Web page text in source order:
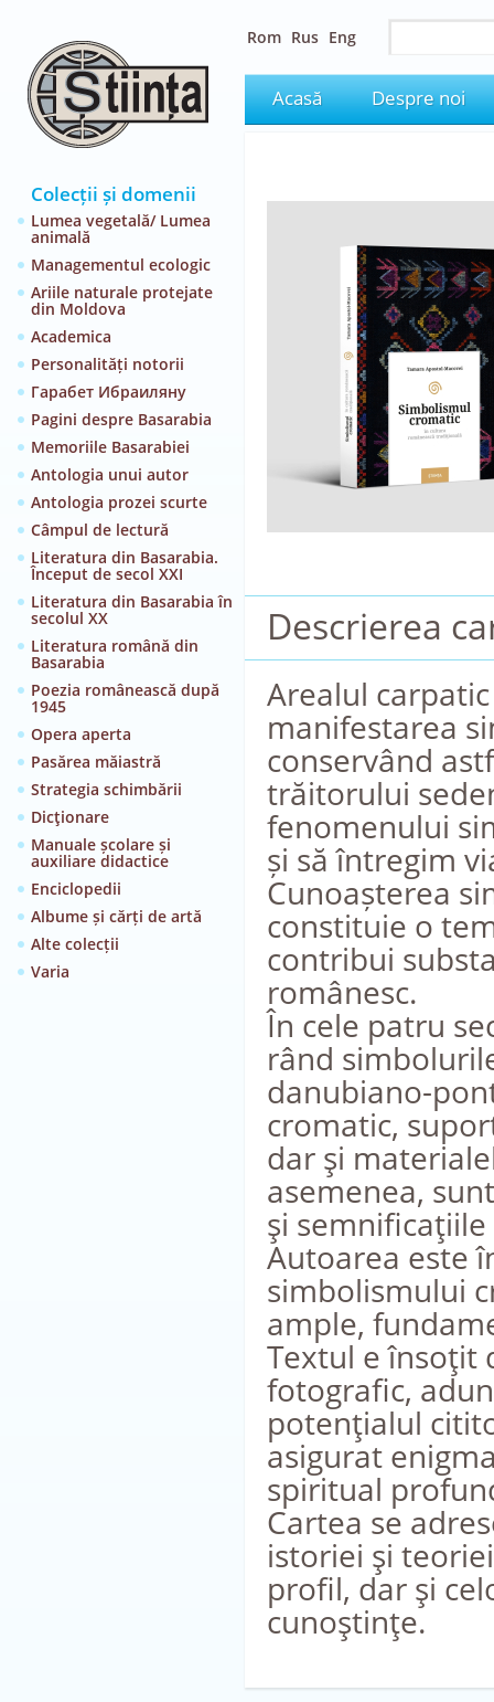
Colecții și domenii
Lumea vegetală/ Lumea
animală
Managementul ecologic
Ariile naturale protejate
din Moldova
Academica
Personalități notorii
Гарабет Ибраиляну
Pagini despre Basarabia
Memoriile Basarabiei
Antologia unui autor
Antologia prozei scurte
Câmpul de lectură
Literatura din Basarabia.
Început de secol XXI
Literatura din Basarabia în
secolul XX
Literatura română din
Basarabia
Poezia românească după
1945
Opera aperta
Pasărea măiastră
Strategia schimbării
Dicţionare
Manuale școlare și
auxiliare didactice
Enciclopedii
Albume și cărți de artă
Alte colecții
Varia
Rom Rus Eng
Acasă Despre noi
Descrierea
Arealul
manifestarea
conservând
trăitorului
fenomenului
și să întregim
Cunoașterea
constituie o
contribui
românesc.
În cele patru
rând
danubiano-
cromatic,
dar şi
asemenea,
şi
Autoarea este
simbolismului
ample,
Textul e însoţit
fotografic,
potenţialul
asigurat
spiritual
Cartea se
istoriei şi
profil, dar şi
cunoştinţe.